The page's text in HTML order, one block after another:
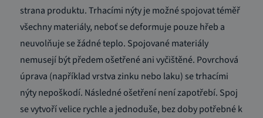
strana produktu. Trhacími nýty je možné spojovat téměř
všechny materiály, neboť se deformuje pouze hřeb a
neuvolňuje se žádné teplo. Spojované materiály
nemusejí být předem ošetřené ani vyčištěné. Povrchová
úprava (například vrstva zinku nebo laku) se trhacími
nýty nepoškodí. Následné ošetření není zapotřebí. Spoj
se vytvoří velice rychle a jednoduše, bez doby potřebné k